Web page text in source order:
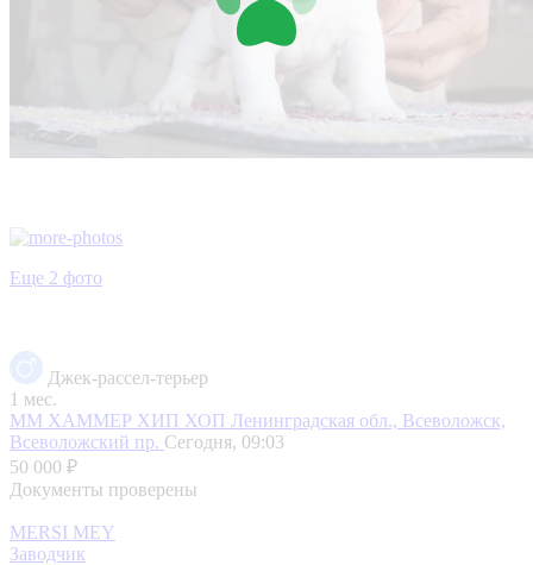
Еще 2 фото
Джек-рассел-терьер
1 мес.
ММ ХАММЕР ХИП ХОП Ленинградская обл., Всеволожск,
Всеволожский пр. Сегодня, 09:03
50 000 ₽
Документы проверены
MERSI MEY
Заводчик